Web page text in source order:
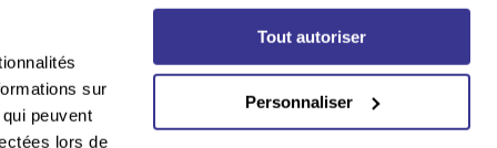
sur
peuvent
lors de
Tout autoriser
Personnaliser